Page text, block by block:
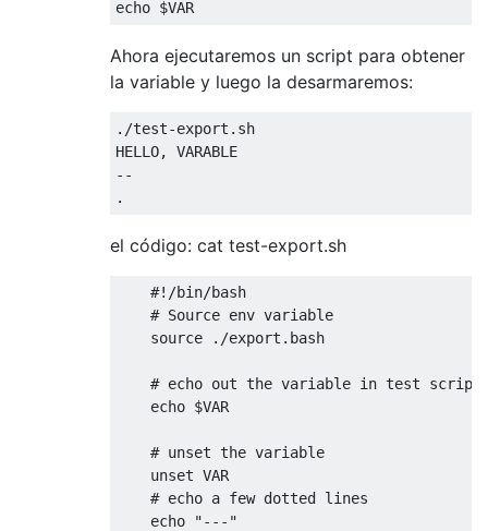
echo $VAR
Ahora ejecutaremos un script para obtener
la variable y luego la desarmaremos:
./test-export . sh
HELLO,
--
.
el código: cat test-export.sh
#!/bin/bash
# Source env variable
    source
./export . bash
# echo out the variable in test script
    echo $VAR
# unset the variable
    unset VAR
# echo a few dotted lines
    echo
"---"